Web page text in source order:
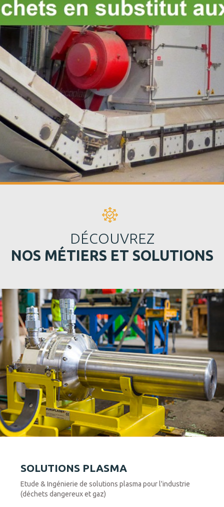
DÉCOUVREZ
NOS MÉTIERS ET SOLUTIONS
SOLUTIONS PLASMA
Etude & Ingénierie de solutions plasma pour l'industrie
(déchets dangereux et gaz)